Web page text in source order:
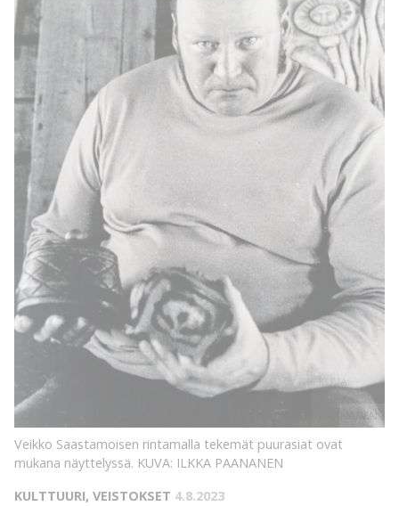
KUVA:
KUVA:
PAANANEN
Veikko Saastamoisen rintamalla tekemät puurasiat ovat
mukana näyttelyssä. KUVA: ILKKA PAANANEN
KULTTUURI, VEISTOKSET 4.8.2023